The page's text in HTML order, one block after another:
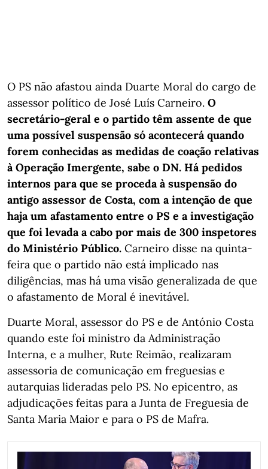
O PS não afastou ainda Duarte Moral do cargo de
assessor político de José Luís Carneiro. O
secretário-geral e o partido têm assente de que
uma possível suspensão só acontecerá quando
forem conhecidas as medidas de coação relativas
à Operação Imergente, sabe o DN. Há pedidos
internos para que se proceda à suspensão do
antigo assessor de Costa, com a intenção de que
haja um afastamento entre o PS e a investigação
que foi levada a cabo por mais de 300 inspetores
do Ministério Público. Carneiro disse na quinta-
feira que o partido não está implicado nas
diligências, mas há uma visão generalizada de que
o afastamento de Moral é inevitável.
Duarte Moral, assessor do PS e de António Costa
quando este foi ministro da Administração
Interna, e a mulher, Rute Reimão, realizaram
assessoria de comunicação em freguesias e
autarquias lideradas pelo PS. No epicentro, as
adjudicações feitas para a Junta de Freguesia de
Santa Maria Maior e para o PS de Mafra.